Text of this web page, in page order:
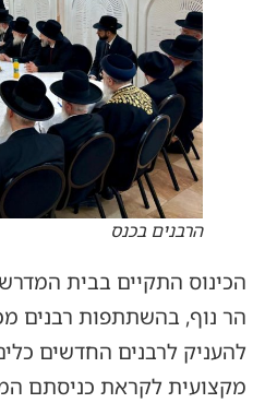
הרבנים בכנס
הכינוס התקיים בבית
הר נוף, בהשתתפות רבנים
להעניק לרבנים החדשים
מקצועית לקראת כניסתם